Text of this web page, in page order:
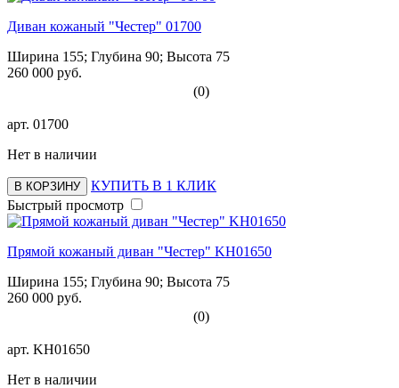
Диван кожаный "Честер" 01700
Ширина 155; Глубина 90; Высота 75
260 000 руб.
(0)
арт. 01700
Нет в наличии
В КОРЗИНУ
КУПИТЬ В 1 КЛИК
Быстрый просмотр
Прямой кожаный диван "Честер" KH01650
Ширина 155; Глубина 90; Высота 75
260 000 руб.
(0)
арт. KH01650
Нет в наличии